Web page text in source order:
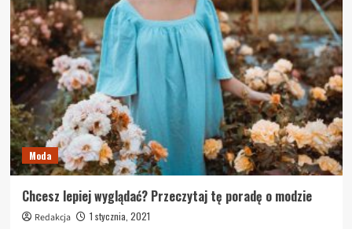
i
Singapur
przyspieszą
rozmowy
na
temat
Green
Lane
Moda
Chcesz lepiej wyglądać? Przeczytaj tę poradę o modzie
Redakcja
1 stycznia, 2021